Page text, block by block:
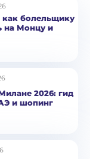
как болельщику
на Монцу и
2026: гид
и шопинг